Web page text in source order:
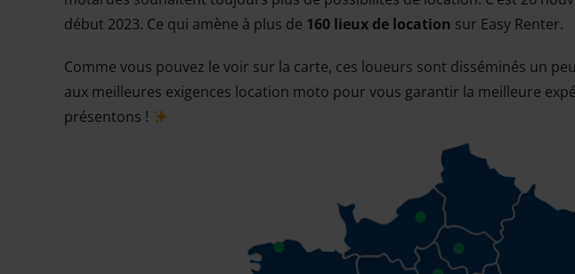
début 2023. Ce qui amène à plus de 160 lieux de location sur Easy Renter.
Comme vous pouvez le voir sur la carte, ces loueurs sont disséminés un
aux meilleures exigences location moto pour vous garantir la meilleure
présentons !